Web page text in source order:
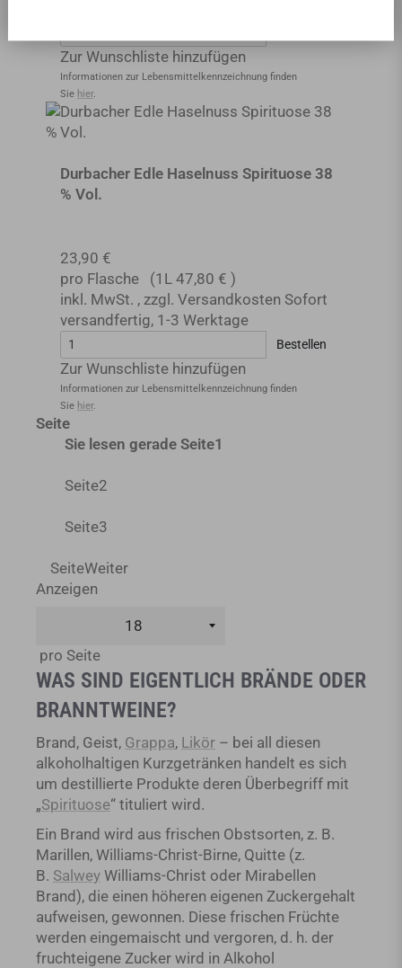
Zur Wunschliste hinzufügen
Informationen zur Lebensmittel­kennzeichnung finden
Sie hier.
Durbacher Edle Haselnuss Spirituose 38
% Vol.
23,90 €
pro Flasche
(1L 47,80 € )
inkl. MwSt. , zzgl. Versandkosten Sofort
versandfertig, 1-3 Werktage
Bestellen
Zur Wunschliste hinzufügen
Informationen zur Lebensmittel­kennzeichnung finden
Sie hier.
Seite
Sie lesen gerade Seite1
Seite2
Seite3
SeiteWeiter
Anzeigen
pro Seite
WAS SIND EIGENTLICH BRÄNDE ODER
BRANNTWEINE?
Brand, Geist, Grappa, Likör – bei all diesen
alkoholhaltigen Kurzgetränken handelt es sich
um destillierte Produkte deren Überbegriff mit
„Spirituose“ tituliert wird.
Ein Brand wird aus frischen Obstsorten, z. B.
Marillen, Williams-Christ-Birne, Quitte (z.
B. Salwey Williams-Christ oder Mirabellen
Brand), die einen höheren eigenen Zuckergehalt
aufweisen, gewonnen. Diese frischen Früchte
werden eingemaischt und vergoren, d. h. der
fruchteigene Zucker wird in Alkohol